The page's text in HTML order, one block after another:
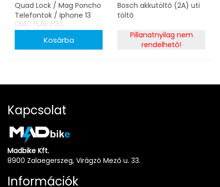
Quad Lock / Mag Poncho
Telefontok / Iphone 13
Mini Telefonhoz
QMC-PON-IP13S
Bosch akkutöltő (2A) uti
töltő
Pillanatnyilag nem
rendelhető!
Kapcsolat
Madbike Kft.
8900 Zalaegerszeg, Virágzó Mező u. 33.
Információk